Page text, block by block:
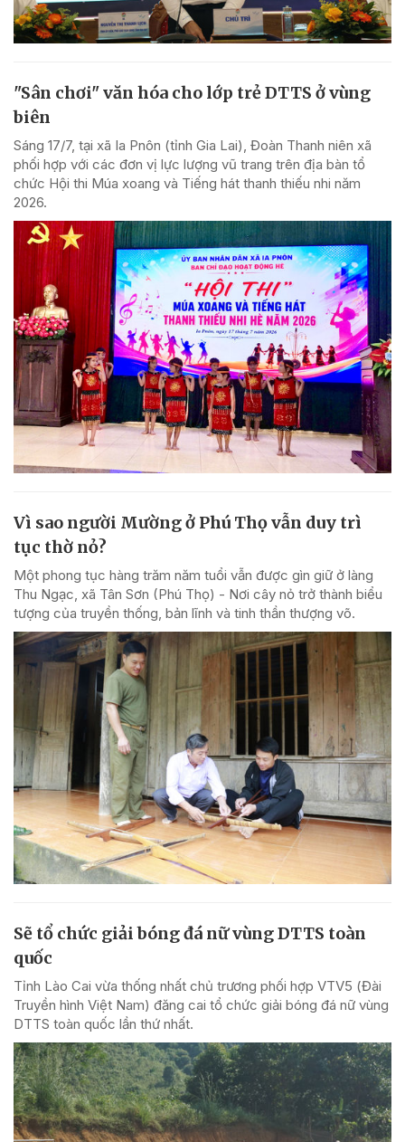
"Sân chơi" văn hóa cho lớp trẻ DTTS ở vùng
biên
Sáng 17/7, tại xã Ia Pnôn (tỉnh Gia Lai), Đoàn Thanh niên xã
phối hợp với các đơn vị lực lượng vũ trang trên địa bàn tổ
chức Hội thi Múa xoang và Tiếng hát thanh thiếu nhi năm
2026.
Vì sao người Mường ở Phú Thọ vẫn duy trì
tục thờ nỏ?
Một phong tục hàng trăm năm tuổi vẫn được gìn giữ ở làng
Thu Ngạc, xã Tân Sơn (Phú Thọ) - Nơi cây nỏ trở thành biểu
tượng của truyền thống, bản lĩnh và tinh thần thượng võ.
Sẽ tổ chức giải bóng đá nữ vùng DTTS toàn
quốc
Tỉnh Lào Cai vừa thống nhất chủ trương phối hợp VTV5 (Đài
Truyền hình Việt Nam) đăng cai tổ chức giải bóng đá nữ vùng
DTTS toàn quốc lần thứ nhất.